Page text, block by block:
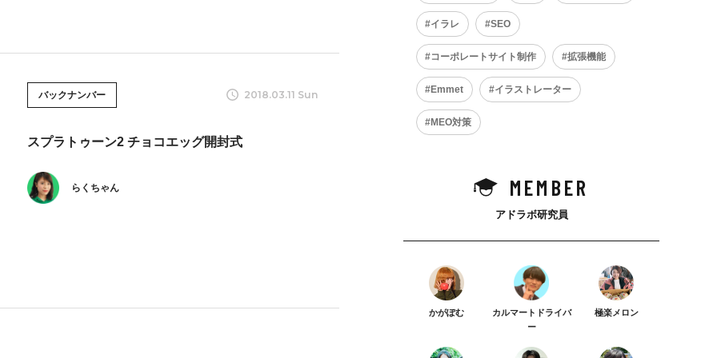
バックナンバー 2018.03.11 Sun
スプラトゥーン2 チョコエッグ開封式
らくちゃん
イラレ SEO
コーポレートサイト制作 拡張機能
Emmet イラストレーター
MEO対策
MEMBER
アドラボ研究員
かがぽむ
カルマートドライバ
ー
極楽メロン